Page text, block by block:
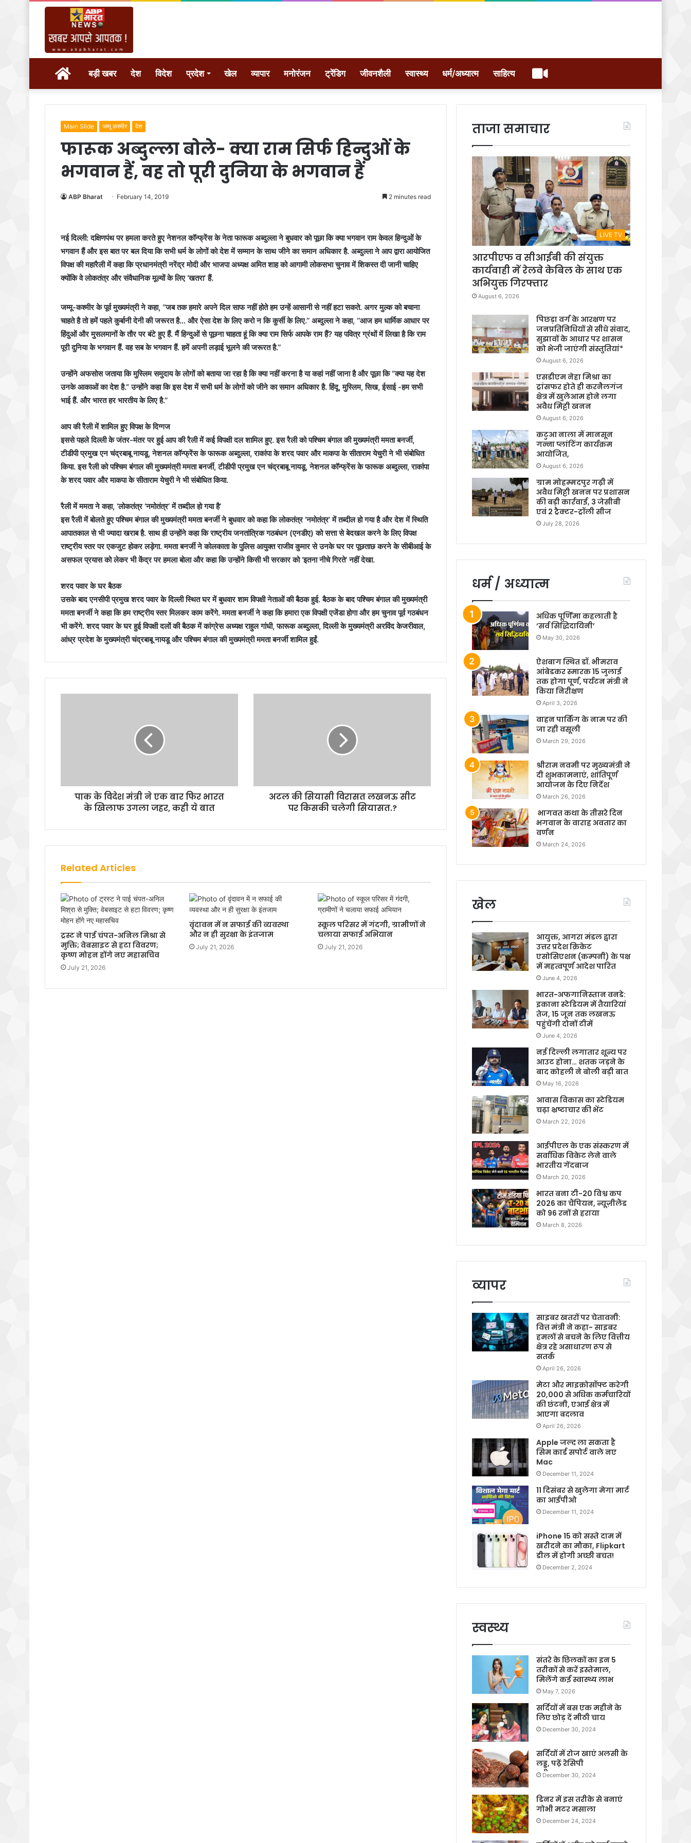
होम बड़ी खबर देश विदेश प्रदेश खेल व्यापार मनोरंजन ट्रेंडिग जीवनशैली स्वास्थ्य धर्म/अध्यात्म साहित्य वीडियो
Main Slide जम्मू कश्मीर देश
फारूक अब्दुल्ला बोले- क्या राम सिर्फ हिन्दुओं के
भगवान हैं, वह तो पूरी दुनिया के भगवान हैं
ABP Bharat February 14, 2019 2 minutes read
नई दिल्‍ली: दक्षिणपंथ पर हमला करते हुए नेशनल कॉन्फ्रेंस के नेता फारूक अब्दुल्ला ने बुधवार को पूछा कि क्या भगवान राम केवल हिन्दुओं के
भगवान हैं और इस बात पर बल दिया कि सभी धर्म के लोगों को देश में सम्मान के साथ जीने का समान अधिकार है. अब्दुल्ला ने आप द्वारा आयोजित
विपक्ष की महारैली में कहा कि प्रधानमंत्री नरेंद्र मोदी और भाजपा अध्यक्ष अमित शाह को आगामी लोकसभा चुनाव में शिकस्त दी जानी चाहिए
क्योंकि वे लोकतंत्र और संवैधानिक मूल्यों के लिए ‘खतरा’ हैं.
जम्मू-कश्मीर के पूर्व मुख्यमंत्री ने कहा, ‘‘जब तक हमारे अपने दिल साफ नहीं होते हम उन्हें आसानी से नहीं हटा सकते. अगर मुल्क को बचाना
चाहते है तो हमें पहले कुर्बानी देनी की जरूरत है… और ऐसा देश के लिए करो न कि कुर्सी के लिए.’’ अब्दुल्ला ने कहा, ‘‘आज हम धार्मिक आधार पर
हिंदुओं और मुसलमानों के तौर पर बंटे हुए हैं. मैं हिन्दुओं से पूछना चाहता हूं कि क्या राम सिर्फ आपके राम हैं? यह पवित्र ग्रंथों में लिखा है कि राम
पूरी दुनिया के भगवान हैं. वह सब के भगवान हैं. हमें अपनी लड़ाई भूलने की जरूरत है.’’
उन्होंने अफसोस जताया कि मुस्लिम समुदाय के लोगों को बताया जा रहा है कि क्या नहीं करना है या कहां नहीं जाना है और पूछा कि “क्या यह देश
उनके आकाओं का देश है.” उन्होंने कहा कि इस देश में सभी धर्म के लोगों को जीने का समान अधिकार है. हिंदू, मुस्लिम, सिख, ईसाई -हम सभी
भाई हैं. और भारत हर भारतीय के लिए है.’’
आप की रैली में शामिल हुए विपक्ष के दिग्गज
इससे पहले दिल्ली के जंतर-मंतर पर हुई आप की रैली में कई विपक्षी दल शामिल हुए. इस रैली को पश्चिम बंगाल की मुख्यमंत्री ममता बनर्जी,
टीडीपी प्रमुख एन चंद्रबाबू नायडू, नेशनल कॉन्फ्रेंस के फारूक अब्दुल्ला, राकांपा के शरद पवार और माकपा के सीताराम येचुरी ने भी संबोधित
किया. इस रैली को पश्चिम बंगाल की मुख्यमंत्री ममता बनर्जी, टीडीपी प्रमुख एन चंद्रबाबू नायडू, नेशनल कॉन्फ्रेंस के फारूक अब्दुल्ला, राकांपा
के शरद पवार और माकपा के सीताराम येचुरी ने भी संबोधित किया.
रैली में ममता ने कहा, ‘लोकतंत्र ‘नमोतंत्र’ में तब्दील हो गया है’
इस रैली में बोलते हुए पश्चिम बंगाल की मुख्यमंत्री ममता बनर्जी ने बुधवार को कहा कि लोकतंत्र ‘नमोतंत्र’ में तब्दील हो गया है और देश में स्थिति
आपातकाल से भी ज्यादा खराब है. साथ ही उन्होंने कहा कि राष्ट्रीय जनतांत्रिक गठबंधन (एनडीए) को सत्ता से बेदखल करने के लिए विपक्ष
राष्ट्रीय स्तर पर एकजुट होकर लड़ेगा. ममता बनर्जी ने कोलकाता के पुलिस आयुक्त राजीव कुमार से उनके घर पर पूछताछ करने के सीबीआई के
असफल प्रयास को लेकर भी केंद्र पर हमला बोला और कहा कि उन्होंने किसी भी सरकार को ‘इतना नीचे गिरते’ नहीं देखा.
शरद पवार के घर बैठक
उसके बाद एनसीपी प्रमुख शरद पवार के दिल्ली स्थित घर में बुधवार शाम विपक्षी नेताओं की बैठक हुई. बैठक के बाद पश्चिम बंगाल की मुख्यमंत्री
ममता बनर्जी ने कहा कि हम राष्ट्रीय स्तर मिलकर काम करेंगे. ममता बनर्जी ने कहा कि हमारा एक विपक्षी एजेंडा होगा और हम चुनाव पूर्व गठबंधन
भी करेंगे. शरद पवार के घर हुई विपक्षी दलों की बैठक में कांग्रेस अध्यक्ष राहुल गांधी, फारूक अब्दुल्ला, दिल्ली के मुख्यमंत्री अरविंद केजरीवाल,
आंध्र प्रदेश के मुख्यमंत्री चंद्रबाबू नायडू और पश्चिम बंगाल की मुख्यमंत्री ममता बनर्जी शामिल हुईं.
पाक के विदेश मंत्री ने एक बार फिर भारत
के खिलाफ उगला जहर, कही ये बात
अटल की सियासी विरासत लखनऊ सीट
पर किसकी चलेगी सियासत.?
Related Articles
ट्रस्ट ने पाई चंपत-अनिल मिश्रा से
मुक्ति; वेबसाइट से हटा विवरण;
कृष्ण मोहन होंगे नए महासचिव
July 21, 2026
वृंदावन में न सफाई की व्यवस्था
और न ही सुरक्षा के इंतजाम
July 21, 2026
स्कूल परिसर में गंदगी, ग्रामीणों ने
चलाया सफाई अभियान
July 21, 2026
ताजा समाचार
LIVE TV
आरपीएफ व सीआईबी की संयुक्त
कार्यवाही में रेलवे केबिल के साथ एक
अभियुक्त गिरफ्तार
August 6, 2026
पिछड़ा वर्ग के आरक्षण पर
जनप्रतिनिधियों से सीधे संवाद,
सुझावों के आधार पर शासन
को भेजी जाएंगी संस्तुतियां*
August 6, 2026
एसडीएम नेहा मिश्रा का
ट्रांसफर होते ही करनैलगंज
क्षेत्र में खुलेआम होने लगा
अवैध मिट्टी खनन
August 6, 2026
कटुआ नाला में मानसून
गन्ना प्लांटिंग कार्यक्रम
आयोजित,
August 6, 2026
ग्राम मोहम्मदपुर गढ़ी में
अवैध मिट्टी खनन पर प्रशासन
की बड़ी कार्रवाई, 3 जेसीबी
एवं 2 ट्रैक्टर-ट्रॉली सीज
July 28, 2026
धर्म / अध्यात्म
अधिक पूर्णिमा कहलाती है
‘सर्व सिद्धिदायिनी’
May 30, 2026
ऐशबाग स्थित डॉ. भीमराव
आंबेडकर स्मारक 15 जुलाई
तक होगा पूर्ण, पर्यटन मंत्री ने
किया निरीक्षण
April 3, 2026
वाहन पार्किंग के नाम पर की
जा रही वसूली
March 29, 2026
श्रीराम नवमी पर मुख्यमंत्री ने
दी शुभकामनाएं, शांतिपूर्ण
आयोजन के दिए निर्देश
March 26, 2026
भागवत कथा के तीसरे दिन
भगवान के वाराह अवतार का
वर्णन
March 24, 2026
खेल
आयुक्त, आगरा मंडल द्वारा
उत्तर प्रदेश क्रिकेट
एसोसिएशन (कम्पनी) के पक्ष
में महत्वपूर्ण आदेश पारित
June 4, 2026
भारत-अफगानिस्तान वनडे:
इकाना स्टेडियम में तैयारियां
तेज, 15 जून तक लखनऊ
पहुंचेंगी दोनों टीमें
June 4, 2026
नई दिल्ली लगातार शून्य पर
आउट होना… शतक जड़ने के
बाद कोहली ने बोली बड़ी बात
May 16, 2026
आवास विकास का स्टेडियम
चढ़ा भ्रष्टाचार की भेंट
March 22, 2026
आईपीएल के एक संस्करण में
सर्वाधिक विकेट लेने वाले
भारतीय गेंदबाज
March 20, 2026
भारत बना टी-20 विश्व कप
2026 का चैंपियन, न्यूज़ीलैंड
को 96 रनों से हराया
March 8, 2026
व्यापर
साइबर खतरों पर चेतावनी:
वित्त मंत्री ने कहा- साइबर
हमलों से बचने के लिए वित्तीय
क्षेत्र रहे असाधारण रूप से
सतर्क
April 26, 2026
मेटा और माइक्रोसॉफ्ट करेगी
20,000 से अधिक कर्मचारियों
की छंटनी, एआई क्षेत्र में
आएगा बदलाव
April 26, 2026
Apple जल्द ला सकता है
सिम कार्ड सपोर्ट वाले नए
Mac
December 11, 2024
11 दिसंबर से खुलेगा मेगा मार्ट
का आईपीओ
December 11, 2024
iPhone 15 को सस्ते दाम में
खरीदने का मौका, Flipkart
डील में होगी अच्छी बचत!
December 2, 2024
स्वस्थ्य
संतरे के छिलकों का इन 5
तरीकों से करें इस्तेमाल,
मिलेंगे कई स्वास्थ्य लाभ
May 7, 2026
सर्दियों में बस एक महीने के
लिए छोड़ दें मीठी चाय
December 30, 2024
सर्दियों में रोज खाएं अलसी के
लड्डू, पढ़ें रेसिपी
December 30, 2024
डिनर में इस तरीके से बनाएं
गोभी मटर मसाला
December 24, 2024